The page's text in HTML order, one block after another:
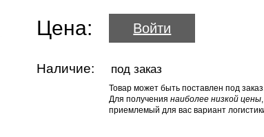
Цена: Войти
Наличие: под заказ
Товар может быть поставлен под
Для получениянаиболее низкой цены
приемлемый для вас вариант